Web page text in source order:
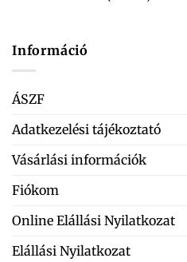
Információ
ÁSZF
Adatkezelési tájékoztató
Vásárlási információk
Fiókom
Online Elállási Nyilatkozat
Elállási Nyilatkozat